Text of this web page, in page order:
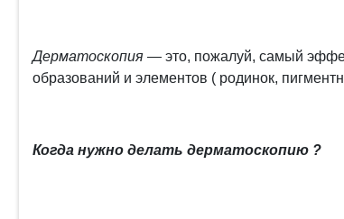
Дерматоскопия — это, пожалуй, самый
образований и элементов ( родинок,
Когда нужно делать дерматоскопию ?